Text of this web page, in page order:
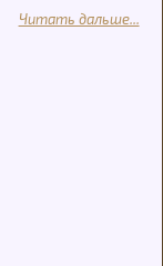
Читать дальше...